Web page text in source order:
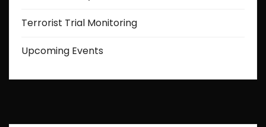
Terrorist Trial Monitoring
Upcoming Events